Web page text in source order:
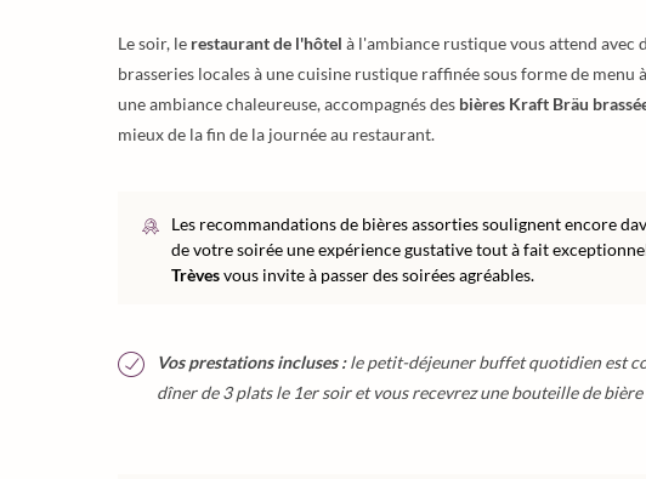
Le soir, le restaurant de l'hôtel à l'ambiance rustique vous attend avec
brasseries locales à une cuisine rustique raffinée sous forme de
une ambiance chaleureuse, accompagnés des bières Kraft Bräu
mieux de la fin de la journée au restaurant.
Les recommandations de bières assorties soulignent encore
de votre soirée une expérience gustative tout à fait
Trèvesvous invite à passer des soirées agréables.
Vos prestations incluses :le petit-déjeuner buffet quotidien est
dîner de 3 plats le 1er soir et vous recevrez une bouteille de